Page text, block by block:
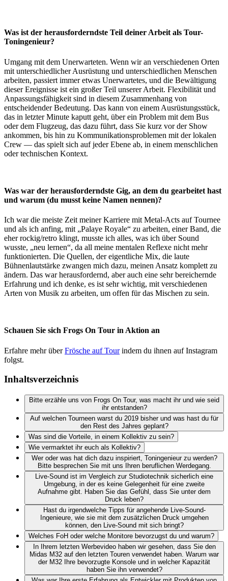
Was ist der herausforderndste Teil deiner Arbeit als Tour-
Toningenieur?
Umgang mit dem Unerwarteten. Wenn wir an verschiedenen Orten
mit unterschiedlicher Ausrüstung und unterschiedlichen Menschen
arbeiten, passiert immer etwas Unerwartetes, und die Bewältigung
dieser Ereignisse ist ein großer Teil unserer Arbeit. Flexibilität und
Anpassungsfähigkeit sind in diesem Zusammenhang von
entscheidender Bedeutung. Das kann von einem Ausrüstungsstück,
das in letzter Minute kaputt geht, über ein Problem mit dem Bus
oder dem Flugzeug, das dazu führt, dass Sie kurz vor der Show
ankommen, bis hin zu Kommunikationsproblemen mit der lokalen
Crew — das spielt sich auf jeder Ebene ab, in einem menschlichen
oder technischen Kontext.
Was war der herausforderndste Gig, an dem du gearbeitet hast
und warum (du musst keine Namen nennen)?
Ich war die meiste Zeit meiner Karriere mit Metal-Acts auf Tournee
und als ich anfing, mit „Palaye Royale“ zu arbeiten, einer Band, die
eher rockig/retro klingt, musste ich alles, was ich über Sound
wusste, „neu lernen“, da all meine mentalen Reflexe nicht mehr
funktionierten. Die Quellen, der eigentliche Mix, die laute
Bühnenlautstärke zwangen mich dazu, meinen Ansatz komplett zu
ändern. Das war herausfordernd, aber auch eine sehr bereichernde
Erfahrung und ich denke, es ist sehr wichtig, mit verschiedenen
Arten von Musik zu arbeiten, um offen für das Mischen zu sein.
Schauen Sie sich Frogs On Tour in Aktion an
Erfahre mehr überFrösche auf Tourindem du ihnen auf Instagram
folgst.
Inhaltsverzeichnis
Bitte erzähle uns von Frogs On Tour, was macht ihr und wie seid
ihr entstanden?
Auf welchen Tourneen warst du 2019 bisher und was hast du für
den Rest des Jahres geplant?
Was sind die Vorteile, in einem Kollektiv zu sein?
Wie vermarktet ihr euch als Kollektiv?
Wer oder was hat dich dazu inspiriert, Toningenieur zu werden?
Bitte besprechen Sie mit uns Ihren beruflichen Werdegang.
Live-Sound ist im Vergleich zur Studiotechnik sicherlich eine
Umgebung, in der es keine Gelegenheit für eine zweite
Aufnahme gibt. Haben Sie das Gefühl, dass Sie unter dem
Druck leben?
Hast du irgendwelche Tipps für angehende Live-Sound-
Ingenieure, wie sie mit dem zusätzlichen Druck umgehen
können, den Live-Sound mit sich bringt?
Welches FoH oder welche Monitore bevorzugst du und warum?
In Ihrem letzten Werbevideo haben wir gesehen, dass Sie den
Midas M32 auf den letzten Touren verwendet haben. Warum war
der M32 Ihre bevorzugte Konsole und in welcher Kapazität
haben Sie ihn verwendet?